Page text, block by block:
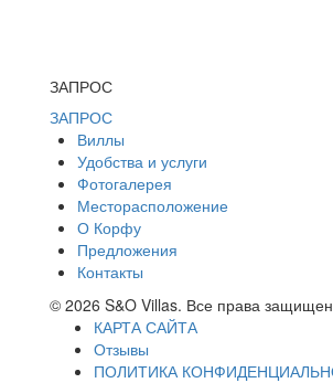
ЗАПРОС
ЗАПРОС
Виллы
Удобства и услуги
Фотогалерея
Месторасположение
О Корфу
Предложения
Контакты
© 2026 S&O Villas. Все права
КАРТА САЙТА
Отзывы
ПОЛИТИКА